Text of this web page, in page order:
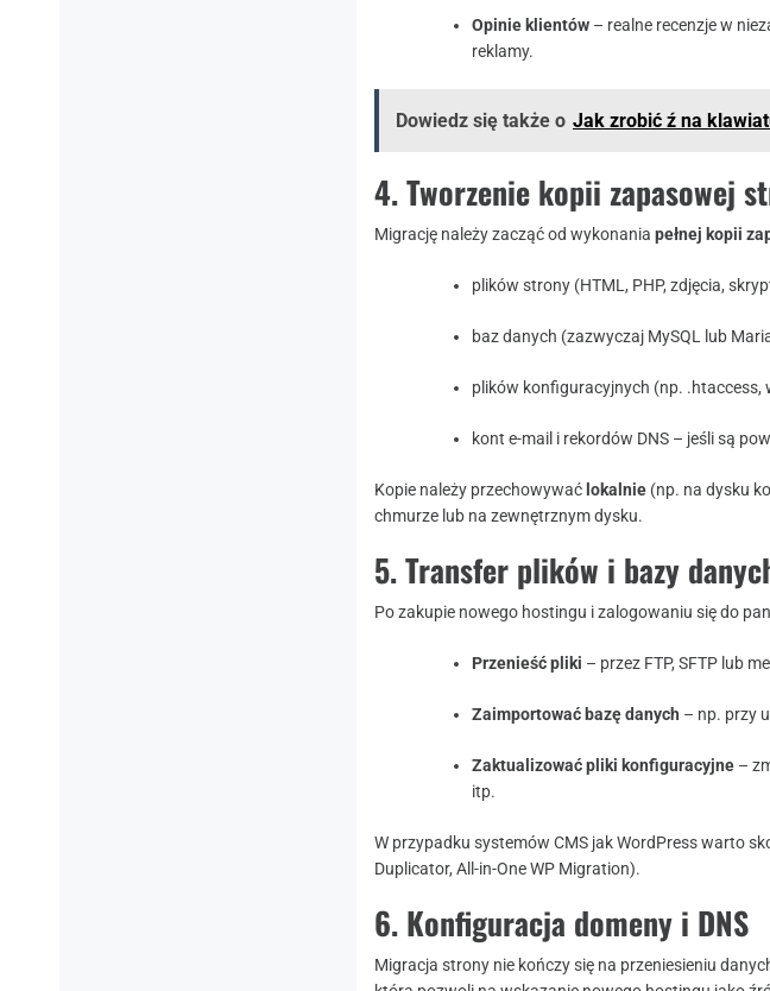
Opinie klientów – realne recenzje w
reklamy.
Dowiedz się także o Jak zrobić ź na
4. Tworzenie kopii zapasowej
Migrację należy zacząć od wykonania pełnej kopii
plików strony (HTML, PHP, zdjęcia,
baz danych (zazwyczaj MySQL lub
plików konfiguracyjnych (np.
kont e-mail i rekordów DNS – jeśli są
Kopie należy przechowywać lokalnie (np. na dysku
chmurze lub na zewnętrznym dysku.
5. Transfer plików i bazy
Po zakupie nowego hostingu i zalogowaniu się do
Przenieść pliki – przez FTP, SFTP lub
Zaimportować bazę danych – np. przy
Zaktualizować pliki konfiguracyjne –
itp.
W przypadku systemów CMS jak WordPress warto
Duplicator, All-in-One WP Migration).
6. Konfiguracja domeny i DNS
Migracja strony nie kończy się na przeniesieniu